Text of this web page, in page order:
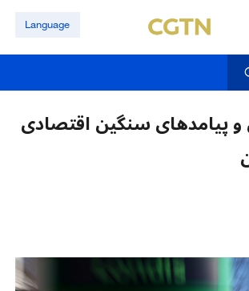
Language
و پیامدهای سنگین اقتصادی